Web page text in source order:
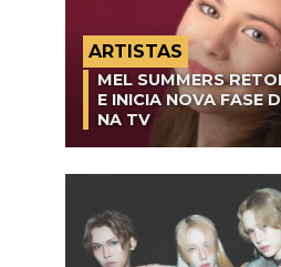
ARTISTAS
MEL SUMMERS
E INICIA NOVA FASE
NA TV